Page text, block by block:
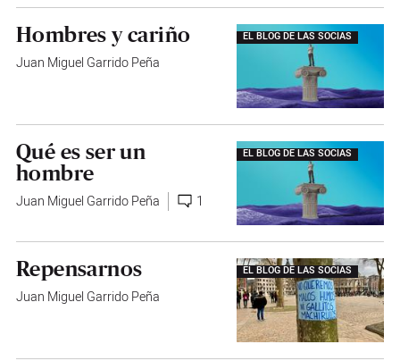
EL BLOG DE LAS SOCIAS
Hombres y cariño
Juan Miguel Garrido Peña
EL BLOG DE LAS SOCIAS
Qué es ser un
hombre
Juan Miguel Garrido Peña 1
EL BLOG DE LAS SOCIAS
Repensarnos
Juan Miguel Garrido Peña